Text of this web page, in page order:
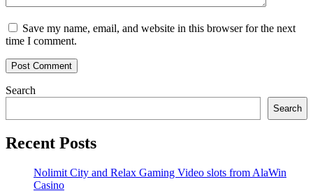
Save my name, email, and website in this browser for the next
time I comment.
Post Comment
Search
Search
Recent Posts
Nolimit City and Relax Gaming Video slots from AlaWin
Casino